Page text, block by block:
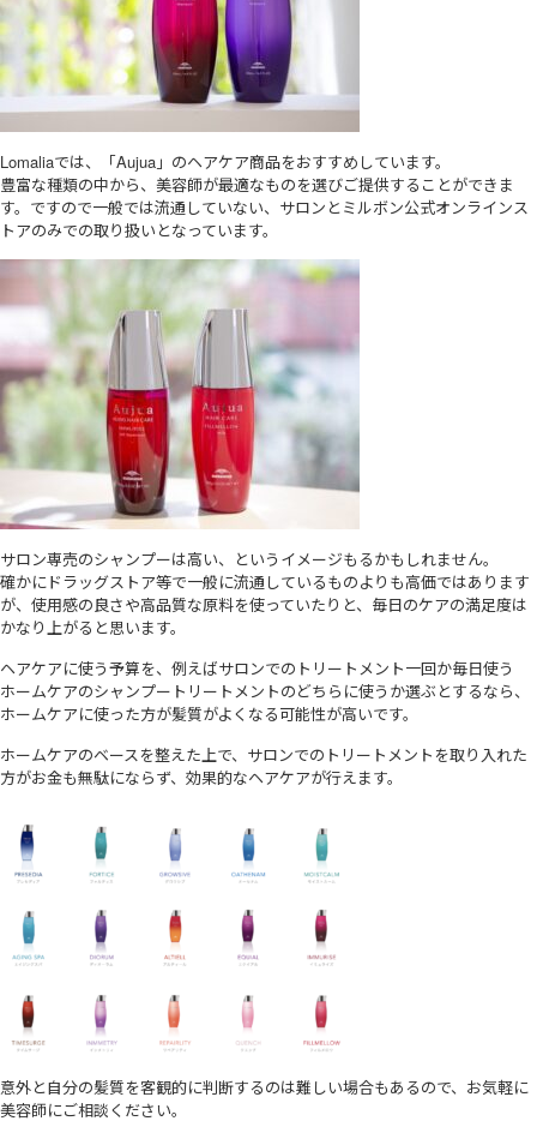
Lomaliaでは、「Aujua」のヘアケア商品をおすすめしています。
豊富な種類の中から、美容師が最適なものを選びご提供することができま
す。ですので一般では流通していない、サロンとミルボン公式オンラインス
トアのみでの取り扱いとなっています。
サロン専売のシャンプーは高い、というイメージもるかもしれません。
確かにドラッグストア等で一般に流通しているものよりも高価ではあります
が、使用感の良さや高品質な原料を使っていたりと、毎日のケアの満足度は
かなり上がると思います。
ヘアケアに使う予算を、例えばサロンでのトリートメント一回か毎日使う
ホームケアのシャンプートリートメントのどちらに使うか選ぶとするなら、
ホームケアに使った方が髪質がよくなる可能性が高いです。
ホームケアのベースを整えた上で、サロンでのトリートメントを取り入れた
方がお金も無駄にならず、効果的なヘアケアが行えます。
意外と自分の髪質を客観的に判断するのは難しい場合もあるので、お気軽に
美容師にご相談ください。